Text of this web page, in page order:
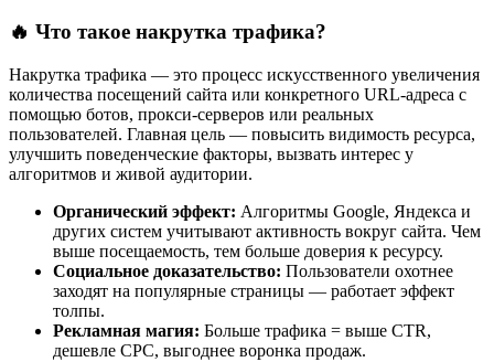
🔥 Что такое накрутка трафика?
Накрутка трафика — это процесс искусственного увеличения
количества посещений сайта или конкретного URL-адреса с
помощью ботов, прокси-серверов или реальных
пользователей. Главная цель — повысить видимость ресурса,
улучшить поведенческие факторы, вызвать интерес у
алгоритмов и живой аудитории.
Органический эффект: Алгоритмы Google, Яндекса и
других систем учитывают активность вокруг сайта. Чем
выше посещаемость, тем больше доверия к ресурсу.
Социальное доказательство: Пользователи охотнее
заходят на популярные страницы — работает эффект
толпы.
Рекламная магия: Больше трафика = выше CTR,
дешевле CPC, выгоднее воронка продаж.